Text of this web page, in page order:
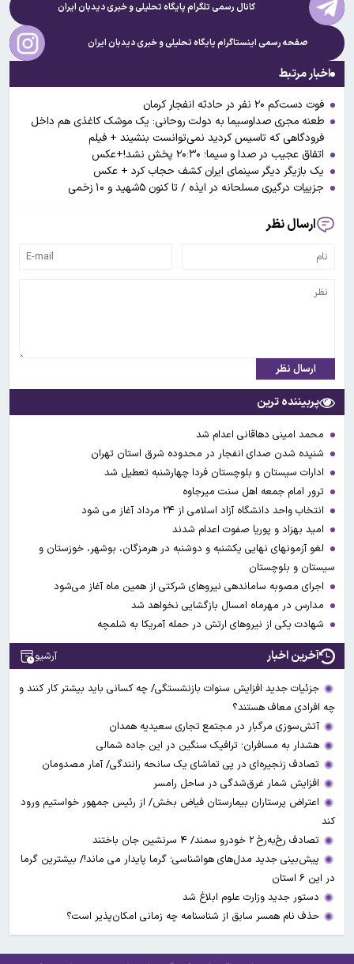
کانال رسمی تلگرام پایگاه تحلیلی و خبریدیدبان ایران
صفحه رسمی اینستاگرام پایگاه تحلیلی و خبریدیدبان ایران
اخبار مرتبط
فوت دست‌کم ۲۰ نفر در حادثه انفجار کرمان
طعنه مجری صداوسیما به دولت روحانی: یک موشک کاغذی هم داخل
فرودگاهی که تاسیس کردید نمی‌توانست بنشیند + فیلم
اتفاق عجیب در صدا و سیما؛ ۲۰:۳۰ پخش نشد!+عکس
یک بازیگر دیگر سینمای ایران کشف حجاب کرد + عکس
جزییات درگیری مسلحانه در ایذه / تا کنون ۵شهید و ۱۰ زخمی
ارسال نظر
ارسال نظر
پربیننده ترین
محمد امینی دهاقانی اعدام شد
شنیده شدن صدای انفجار در محدوده شرق استان تهران
ادارات سیستان و بلوچستان فردا چهارشنبه تعطیل شد
ترور امام جمعه اهل سنت میرجاوه
انتخاب واحد دانشگاه آزاد اسلامی از ۲۴ مرداد آغاز می شود
امید بهزاد و پوریا صفوت اعدام شدند
لغو آزمونهای نهایی یکشنبه و دوشنبه در هرمزگان، بوشهر، خوزستان و
سیستان و بلوچستان
اجرای مصوبه ساماندهی نیرو‌های شرکتی از همین ماه آغاز می‌شود
مدارس در مهرماه امسال بازگشایی نخواهد شد
شهادت یکی از نیروهای ارتش در حمله آمریکا به شلمچه
آخرین اخبار آرشیو
جزئیات جدید افزایش سنوات بازنشستگی/ چه کسانی باید بیشتر کار کنند و
چه افرادی معاف هستند؟
آتش‌سوزی مرگبار در مجتمع تجاری سعیدیه همدان
هشدار به مسافران؛ ترافیک سنگین در این جاده شمالی
تصادف زنجیره‌ای در پی تماشای یک سانحه رانندگی/ آمار مصدومان
افزایش شمار غرق‌شدگی در ساحل رامسر
اعتراض پرستاران بیمارستان فیاض بخش/ از رئیس جمهور خواستیم ورود
کند
تصادف رخ‌به‌رخ ۲ خودرو سمند/ ۴ سرنشین جان باختند
پیش‌بینی جدید مدل‌های هواشناسی؛ گرما پایدار می ماند!/ بیشترین گرما
در این ۶ استان
دستور جدید وزارت علوم ابلاغ شد
حذف نام همسر سابق از شناسنامه چه زمانی امکان‌پذیر است؟